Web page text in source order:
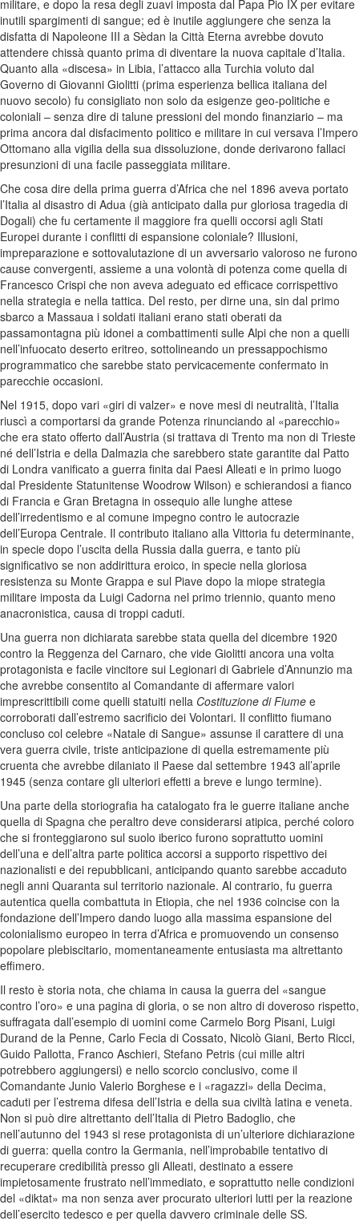
militare, e dopo la resa degli zuavi imposta dal Papa Pio IX per evitare
inutili spargimenti di sangue; ed è inutile aggiungere che senza la
disfatta di Napoleone III a Sèdan la Città Eterna avrebbe dovuto
attendere chissà quanto prima di diventare la nuova capitale d’Italia.
Quanto alla «discesa» in Libia, l’attacco alla Turchia voluto dal
Governo di Giovanni Giolitti (prima esperienza bellica italiana del
nuovo secolo) fu consigliato non solo da esigenze geo-politiche e
coloniali – senza dire di talune pressioni del mondo finanziario – ma
prima ancora dal disfacimento politico e militare in cui versava l’Impero
Ottomano alla vigilia della sua dissoluzione, donde derivarono fallaci
presunzioni di una facile passeggiata militare.
Che cosa dire della prima guerra d’Africa che nel 1896 aveva portato
l’Italia al disastro di Adua (già anticipato dalla pur gloriosa tragedia di
Dogali) che fu certamente il maggiore fra quelli occorsi agli Stati
Europei durante i conflitti di espansione coloniale? Illusioni,
impreparazione e sottovalutazione di un avversario valoroso ne furono
cause convergenti, assieme a una volontà di potenza come quella di
Francesco Crispi che non aveva adeguato ed efficace corrispettivo
nella strategia e nella tattica. Del resto, per dirne una, sin dal primo
sbarco a Massaua i soldati italiani erano stati oberati da
passamontagna più idonei a combattimenti sulle Alpi che non a quelli
nell’infuocato deserto eritreo, sottolineando un pressappochismo
programmatico che sarebbe stato pervicacemente confermato in
parecchie occasioni.
Nel 1915, dopo vari «giri di valzer» e nove mesi di neutralità, l’Italia
riuscì a comportarsi da grande Potenza rinunciando al «parecchio»
che era stato offerto dall’Austria (si trattava di Trento ma non di Trieste
né dell’Istria e della Dalmazia che sarebbero state garantite dal Patto
di Londra vanificato a guerra finita dai Paesi Alleati e in primo luogo
dal Presidente Statunitense Woodrow Wilson) e schierandosi a fianco
di Francia e Gran Bretagna in ossequio alle lunghe attese
dell’irredentismo e al comune impegno contro le autocrazie
dell’Europa Centrale. Il contributo italiano alla Vittoria fu determinante,
in specie dopo l’uscita della Russia dalla guerra, e tanto più
significativo se non addirittura eroico, in specie nella gloriosa
resistenza su Monte Grappa e sul Piave dopo la miope strategia
militare imposta da Luigi Cadorna nel primo triennio, quanto meno
anacronistica, causa di troppi caduti.
Una guerra non dichiarata sarebbe stata quella del dicembre 1920
contro la Reggenza del Carnaro, che vide Giolitti ancora una volta
protagonista e facile vincitore sui Legionari di Gabriele d’Annunzio ma
che avrebbe consentito al Comandante di affermare valori
imprescrittibili come quelli statuiti nella Costituzione di Fiume e
corroborati dall’estremo sacrificio dei Volontari. Il conflitto fiumano
concluso col celebre «Natale di Sangue» assunse il carattere di una
vera guerra civile, triste anticipazione di quella estremamente più
cruenta che avrebbe dilaniato il Paese dal settembre 1943 all’aprile
1945 (senza contare gli ulteriori effetti a breve e lungo termine).
Una parte della storiografia ha catalogato fra le guerre italiane anche
quella di Spagna che peraltro deve considerarsi atipica, perché coloro
che si fronteggiarono sul suolo iberico furono soprattutto uomini
dell’una e dell’altra parte politica accorsi a supporto rispettivo dei
nazionalisti e dei repubblicani, anticipando quanto sarebbe accaduto
negli anni Quaranta sul territorio nazionale. Al contrario, fu guerra
autentica quella combattuta in Etiopia, che nel 1936 coincise con la
fondazione dell’Impero dando luogo alla massima espansione del
colonialismo europeo in terra d’Africa e promuovendo un consenso
popolare plebiscitario, momentaneamente entusiasta ma altrettanto
effimero.
Il resto è storia nota, che chiama in causa la guerra del «sangue
contro l’oro» e una pagina di gloria, o se non altro di doveroso rispetto,
suffragata dall’esempio di uomini come Carmelo Borg Pisani, Luigi
Durand de la Penne, Carlo Fecia di Cossato, Nicolò Giani, Berto Ricci,
Guido Pallotta, Franco Aschieri, Stefano Petris (cui mille altri
potrebbero aggiungersi) e nello scorcio conclusivo, come il
Comandante Junio Valerio Borghese e i «ragazzi» della Decima,
caduti per l’estrema difesa dell’Istria e della sua civiltà latina e veneta.
Non si può dire altrettanto dell’Italia di Pietro Badoglio, che
nell’autunno del 1943 si rese protagonista di un’ulteriore dichiarazione
di guerra: quella contro la Germania, nell’improbabile tentativo di
recuperare credibilità presso gli Alleati, destinato a essere
impietosamente frustrato nell’immediato, e soprattutto nelle condizioni
del «diktat» ma non senza aver procurato ulteriori lutti per la reazione
dell’esercito tedesco e per quella davvero criminale delle SS.